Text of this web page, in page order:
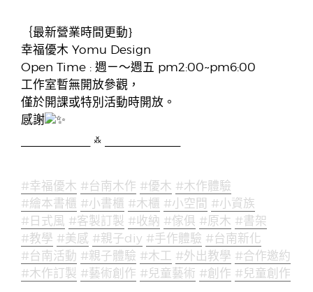
｛最新營業時間更動}
幸福優木 Yomu Design
Open Time : 週ㄧ～週五 pm2:00~pm6:00
工作室暫無開放參觀，
僅於開課或特別活動時開放。
感謝
___________ ࿏ ____________
#幸福優木 #台南木作 #優木 #木作體驗
#繪本書櫃 #小書櫃 #木櫃 #小空間 #小資族
#日式風 #客製訂製 #收納 #傢俱 #原木 #書架
#教學 #美感 #親子diy #手作體驗 #台南新化
#台南活動 #親子體驗 #木工 #外出教學 #合作邀約
#木作訂製 #藝術創作 #兒童藝術 #創作 #兒童創作